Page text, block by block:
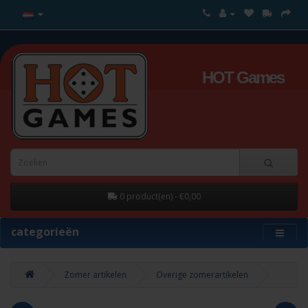
HOT Games
0 product(en) - €0,00
categorieën
Zomer artikelen Overige zomerartikelen